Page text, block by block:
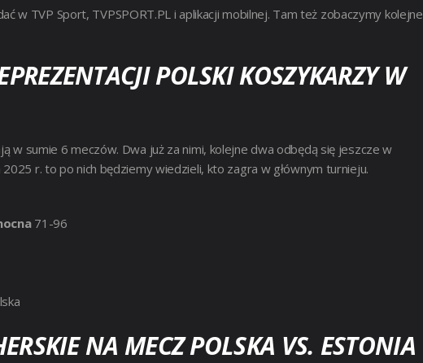
w TVP Sport, TVPSPORT.PL i aplikacji mobilnej. Tam też zobaczymy kolejne
POLSKI KOSZYKARZY W
w sumie 6 meczów. Dwa już za nimi, kolejne dwa odbędą się jeszcze w
r. to po nich będziemy wiedzieli, kto zagra w głównym turnieju.
71-96
NA MECZ POLSKA VS. ESTONIA